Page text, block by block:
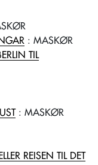
: MASKØR
TIL
: MASKØR
REISEN TIL DET